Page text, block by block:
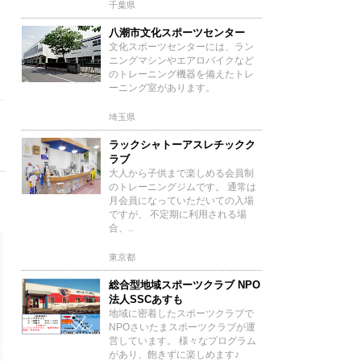
千葉県
八潮市文化スポーツセンター
文化スポーツセンターには、ラン
ニングマシンやエアロバイクなど
のトレーニング機器を備えたトレ
ーニング室があります。
埼玉県
ラックシャトーアスレチックク
ラブ
大人から子供まで楽しめる会員制
のトレーニングジムです。 通常は
月会員になっていただいての入場
ですが、 不定期に利用される場
合、..
東京都
総合型地域スポーツクラブ NPO
法人SSCあすも
地域に密着したスポーツクラブで
NPOさいたまスポーツクラブが運
営しています。 様々なプログラム
があり、飽きずに楽しめます♪